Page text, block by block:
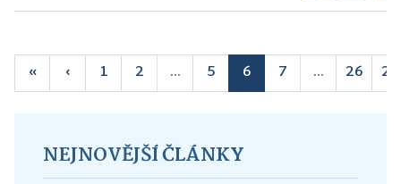
« ‹ 1 2 ... 5 6 7 ... 26 27
NEJNOVĚJŠÍ ČLÁNKY